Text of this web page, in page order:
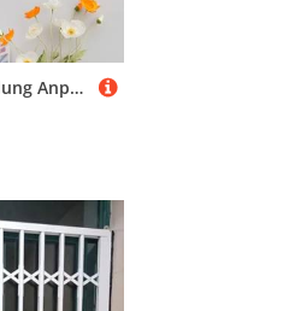
Stromkasten Verkleidung Anpassbarer Doppellagiger Sicherungskastenvorhang mit Klettverschluss, Weiche Abdeckung für Stromzählerkästen, Kunst zur Abdeckung(Style A,60x65cm(23 5/8x25 5/8"))